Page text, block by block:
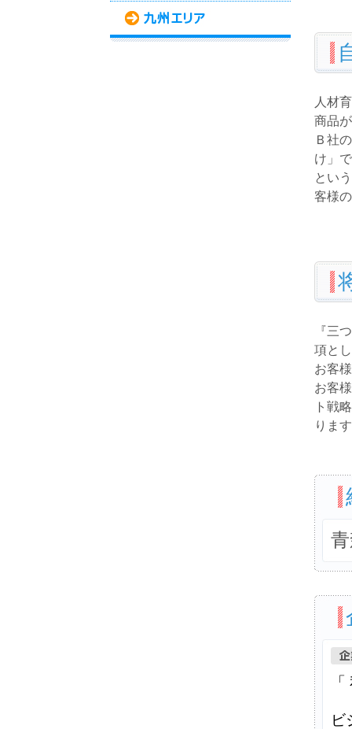
人材
商品
Ｂ社
け」
とい
客様
『三
項と
お客
お客
ト戦
りま
ビ